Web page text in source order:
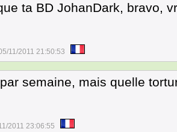
ta BD JohanDark, bravo,
11/2011 21:50:53
semaine, mais quelle
2011 23:06:55